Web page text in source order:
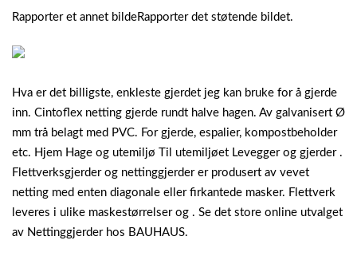
Rapporter et annet bildeRapporter det støtende bildet.
Hva er det billigste, enkleste gjerdet jeg kan bruke for å gjerde
inn. Cintoflex netting gjerde rundt halve hagen. Av galvanisert Ø
mm trå belagt med PVC. For gjerde, espalier, kompostbeholder
etc. Hjem Hage og utemiljø Til utemiljøet Levegger og gjerder .
Flettverksgjerder og nettinggjerder er produsert av vevet
netting med enten diagonale eller firkantede masker. Flettverk
leveres i ulike maskestørrelser og . Se det store online utvalget
av Nettinggjerder hos BAUHAUS.